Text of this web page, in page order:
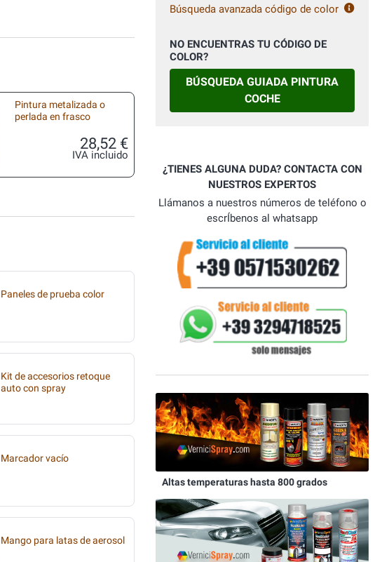
Pintura metalizada o
perlada en frasco
28,52 €
IVA incluido
Paneles de prueba color
Kit de accesorios retoque
auto con spray
Marcador vacío
Mango para latas de aerosol
Búsqueda avanzada código de color
NO ENCUENTRAS TU CÓDIGO DE
COLOR?
BÚSQUEDA GUIADA PINTURA
COCHE
¿TIENES ALGUNA DUDA? CONTACTA CON
NUESTROS EXPERTOS
Llámanos a nuestros números de teléfono o
escrÍbenos al whatsapp
Altas temperaturas hasta 800 grados